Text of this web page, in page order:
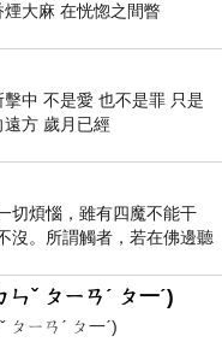
大麻 在恍惚之間瞥
中 不是愛 也不是罪 只是
方 歲月已經
切煩惱，雖有四魔不能干
沒。所謂觸者，若在佛邊聽
ˇ ㄆㄧㄢˊ ㄆ一ˊ)
ㄆㄧㄢˊ ㄆ一ˊ)